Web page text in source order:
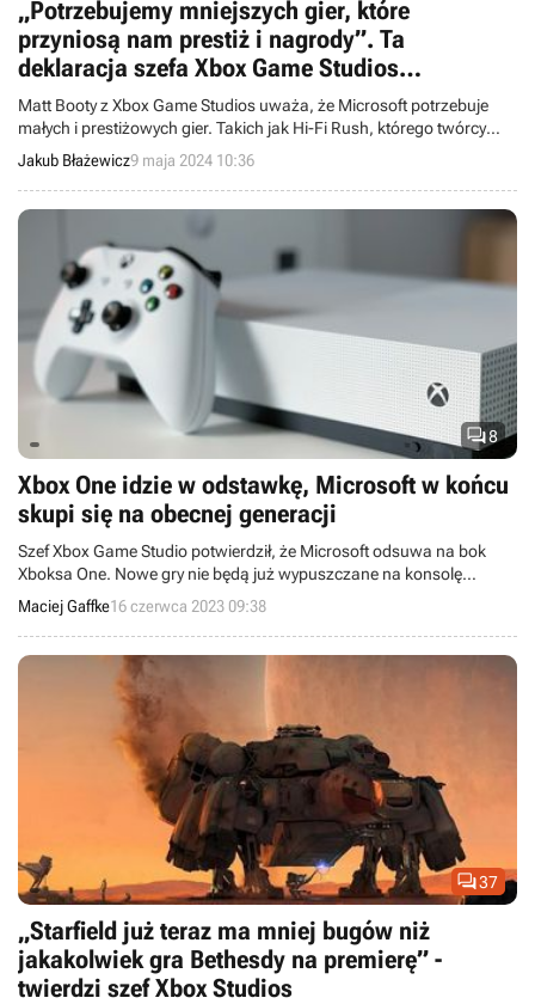
„Potrzebujemy mniejszych gier, które
przyniosą nam prestiż i nagrody”. Ta
deklaracja szefa Xbox Game Studios
zaskoczyła nie tylko twórców Hi-Fi Rush
Matt Booty z Xbox Game Studios uważa, że Microsoft potrzebuje
małych i prestiżowych gier. Takich jak Hi-Fi Rush, którego twórcy
zostali zamknięci w ramach ostatniej fali zwolnień.
Jakub Błażewicz9 maja 2024 10:36
8
Xbox One idzie w odstawkę, Microsoft w końcu
skupi się na obecnej generacji
Szef Xbox Game Studio potwierdził, że Microsoft odsuwa na bok
Xboksa One. Nowe gry nie będą już wypuszczane na konsolę
wydaną 10 lat temu.
Maciej Gaffke16 czerwca 2023 09:38
37
„Starfield już teraz ma mniej bugów niż
jakakolwiek gra Bethesdy na premierę” -
twierdzi szef Xbox Studios